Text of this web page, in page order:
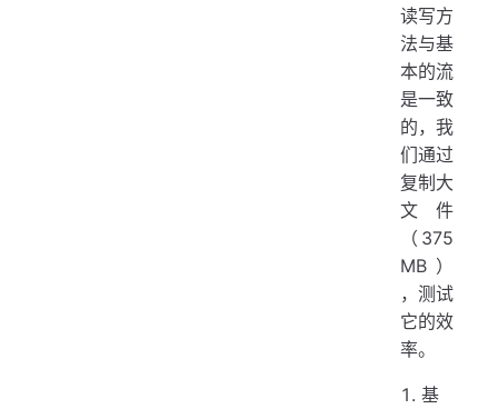
读写方
法与基
本的流
是一致
的，我
们通过
复制大
文件
（375
MB）
，测试
它的效
率。
基